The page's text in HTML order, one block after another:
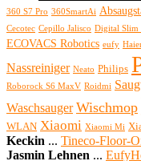
360 S7 Pro 360SmartAi
Cecotec Cepillo Jalisco Digital Slim
ECOVACS Robotics eufy
Nassreiniger Neato Philips
Roborock S6 MaxV Roidmi
Waschsauger Wischmop
WLAN Xiaomi Xiaomi Mi
Keckin ... Tineco-Floor-
Jasmin Lehnen ...